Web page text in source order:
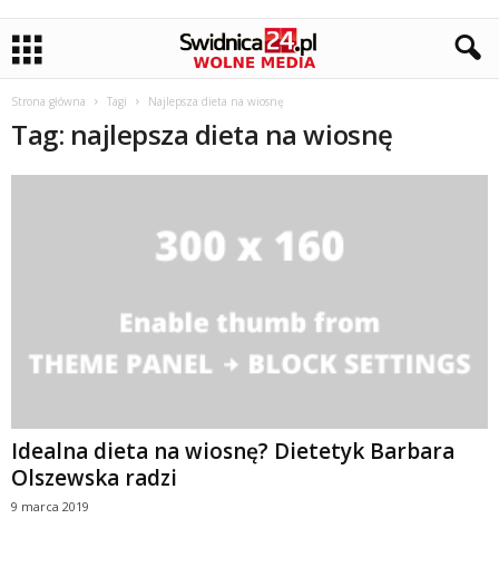
Strona główna Tagi Najlepsza dieta na wiosnę
Tag: najlepsza dieta na wiosnę
Idealna dieta na wiosnę? Dietetyk Barbara
Olszewska radzi
9 marca 2019